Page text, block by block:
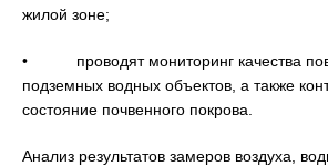
жилой зоне;
• проводят мониторинг качества
подземных водных объектов, а также
состояние почвенного покрова.
Анализ результатов замеров воздуха,